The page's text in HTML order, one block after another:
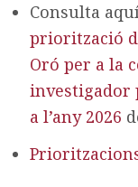
Consulta
priorització
Oró per a la
investigador
a l’any 2026